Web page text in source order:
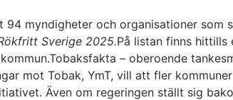
94 myndigheter och organisationer som
Sverige 2025.På listan finns hittills
– oberoende
mot Tobak, YmT, vill att fler
Även om regeringen ställt sig